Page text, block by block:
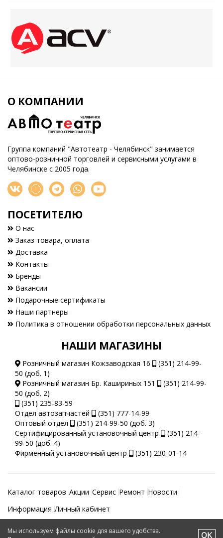
О КОМПАНИИ
Группа компаний "Автотеатр - Челябинск" занимается
оптово-розничной торговлей и сервисными услугами в
Челябинске с 2005 года.
ПОСЕТИТЕЛЮ
О нас
Заказ товара, оплата
Доставка
Контакты
Бренды
Вакансии
Подарочные сертификаты
Наши партнеры
Политика в отношении обработки персональных данных
НАШИ МАГАЗИНЫ
Розничный магазин Кожзаводская 16
(351) 214-99-
50 (доб. 1)
Розничный магазин Бр. Кашириных 151
(351) 214-99-
50 (доб. 2)
(351) 235-83-59
Отдел автозапчастей
(351) 777-14-99
Оптовый отдел
(351) 214-99-50 (доб. 3)
Сертифицированный установочный центр
(351) 214-
99-50 (доб. 4)
Фирменный установочный центр
(351) 230-01-14
Каталог товаров Акции Сервис Ремонт Новости
Информация Личный кабинет
Мы используем файлы cookie для вашего удобства.